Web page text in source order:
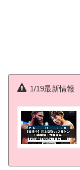
1/19最新情報